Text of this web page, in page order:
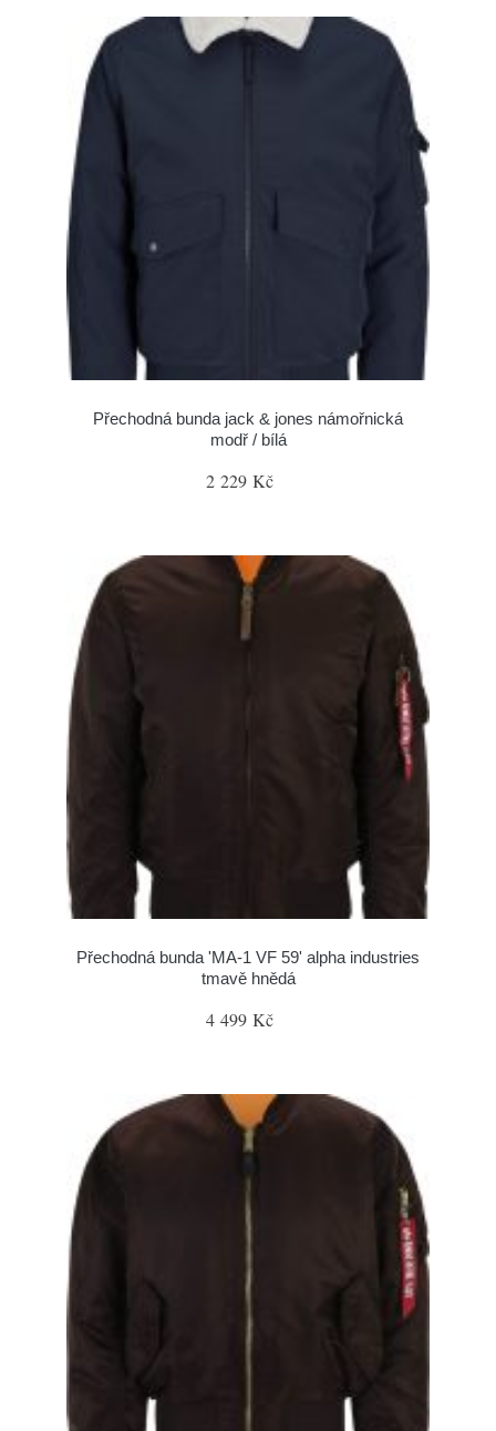
Přechodná bunda jack & jones námořnická
modř / bílá
2 229 Kč
Přechodná bunda 'MA-1 VF 59' alpha industries
tmavě hnědá
4 499 Kč